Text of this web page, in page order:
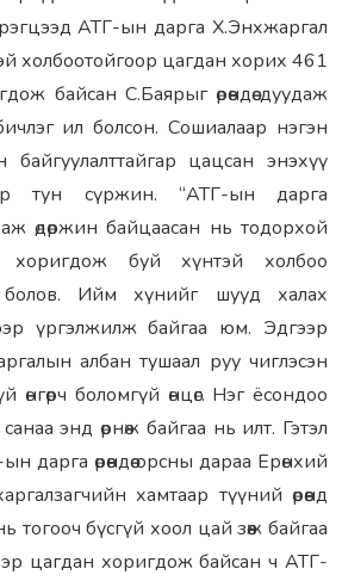
АТГ-ын дарга Х.Энхжаргал
холбоотойгоор цагдан хорих 461
байсан С.Баярыг өрөөндөө дуудаж
ил болсон. Сошиалаар нэгэн
цацсан энэхүү
тун сүржин. “АТГ-ын дарга
өдөржин байцаасан нь тодорхой
хоригдож буй хүнтэй холбоо
Ийм хүнийг шууд халах
үргэлжилж байгаа юм. Эдгээр
албан тушаал руу чиглэсэн
өнгөрч боломгүй өнцөг. Нэг ёсондоо
энд өрнөж байгаа нь илт. Гэтэл
дарга өрөөндөө орсны дараа Ерөнхий
хамтаар түүний өрөөнд
тогооч бүсгүй хоол цай зөөж байгаа
цагдан хоригдож байсан ч АТГ-